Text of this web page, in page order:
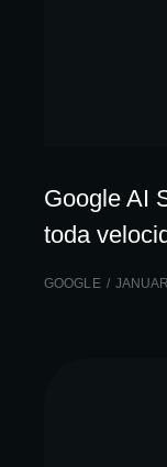
Google AI
toda
GOOGLE